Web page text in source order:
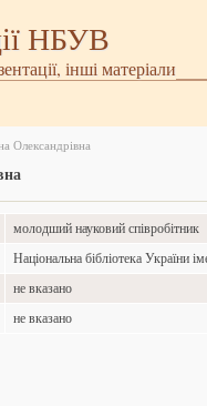
НБУВ
інші матеріали
Олександрівна
молодший науковий співробітник
Національна бібліотека України
не вказано
не вказано